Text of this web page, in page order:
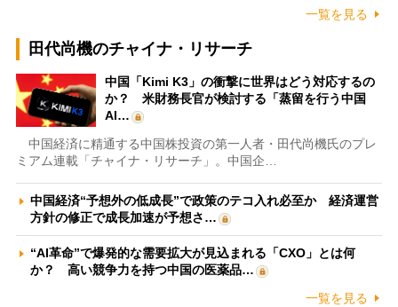
一覧を見る
田代尚機のチャイナ・リサーチ
中国「Kimi K3」の衝撃に世界はどう対応するの
か？ 米財務長官が検討する「蒸留を行う中国
AI…
中国経済に精通する中国株投資の第一人者・田代尚機氏のプレ
ミアム連載「チャイナ・リサーチ」。中国企…
中国経済“予想外の低成長”で政策のテコ入れ必至か 経済運営
方針の修正で成長加速が予想さ…
“AI革命”で爆発的な需要拡大が見込まれる「CXO」とは何
か？ 高い競争力を持つ中国の医薬品…
一覧を見る